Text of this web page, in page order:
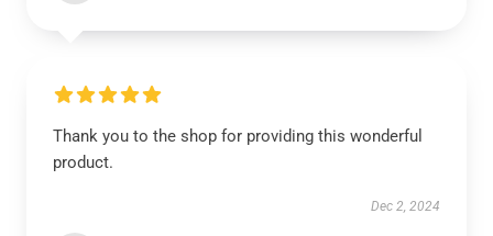
Thank you to the shop for providing this wonderful
product.
Dec 2, 2024